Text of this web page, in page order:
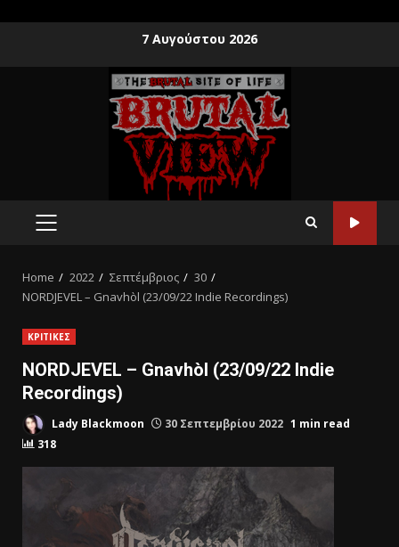
7 Αυγούστου 2026
Home 2022 Σεπτέμβριος
30
NORDJEVEL – Gnavhòl (23/09/22 Indie Recordings)
ΚΡΙΤΙΚΕΣ
NORDJEVEL – Gnavhòl (23/09/22 Indie
Recordings)
Lady Blackmoon 30 Σεπτεμβρίου 2022 1 min read
318